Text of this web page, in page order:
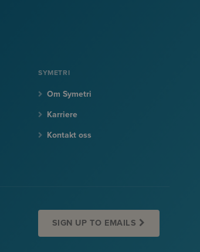
SYMETRI
Om Symetri
Karriere
Kontakt oss
SIGN UP TO EMAILS